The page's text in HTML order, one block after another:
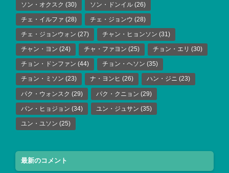
ソン・オクスク (30) ソン・ドンイル (26)
チェ・イルファ (28) チェ・ジョンウ (28)
チェ・ジョンウォン (27) チャン・ヒョンソン (31)
チャン・ヨン (24) チャ・ファヨン (25) チョン・エリ (30)
チョン・ドンファン (44) チョン・ヘソン (35)
チョン・ミソン (23) ナ・ヨンヒ (26) ハン・ジニ (23)
パク・ウォンスク (29) パク・クニョン (29)
パン・ヒョジョン (34) ユン・ジュサン (35)
ユン・ユソン (25)
最新のコメント